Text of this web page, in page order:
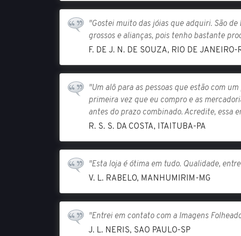
"Gostei muito das jóias que adquiri. São
grossos e alianças, pois tenho bastante
F. DE J. N. DE SOUZA, RIO DE JANEIRO-
"Um alô para as pessoas que estão com
primeira vez que eu compro e as
antes do prazo combinado. Acredite, essa
R. S. S. DA COSTA, ITAITUBA-PA
"Esta loja é ótima em tudo. Qualidade,
V. L. RABELO, MANHUMIRIM-MG
"Entrei em contato com a Imagens
J. L. NERIS, SAO PAULO-SP